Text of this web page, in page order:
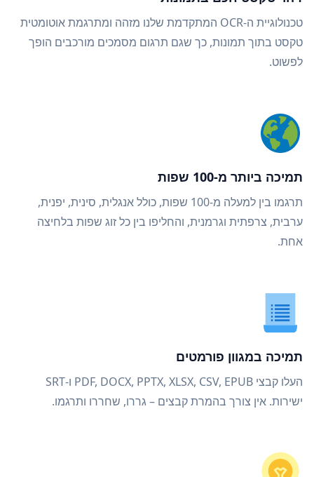
טכנולוגיית ה-OCR המתקדמת שלנו מזהה ומתרגמת אוטומטית
טקסט בתוך תמונות, כך שגם תרגום מסמכים מורכבים הופך
לפשוט.
תמיכה ביותר מ-100 שפות
תרגמו בין למעלה מ-100 שפות, כולל אנגלית, סינית, יפנית,
ערבית, צרפתית וגרמנית, והחליפו בין כל זוג שפות בלחיצה
אחת.
תמיכה במגוון פורמטים
העלו קבצי PDF, DOCX, PPTX, XLSX, CSV, EPUB ו-SRT
ישירות. אין צורך בהמרת קבצים – גררו, שחררו ותרגמו.